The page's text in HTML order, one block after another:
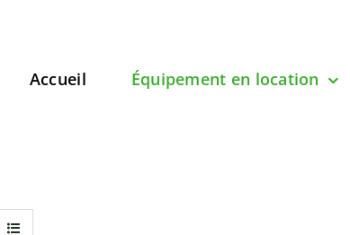
Accueil Équipement en location